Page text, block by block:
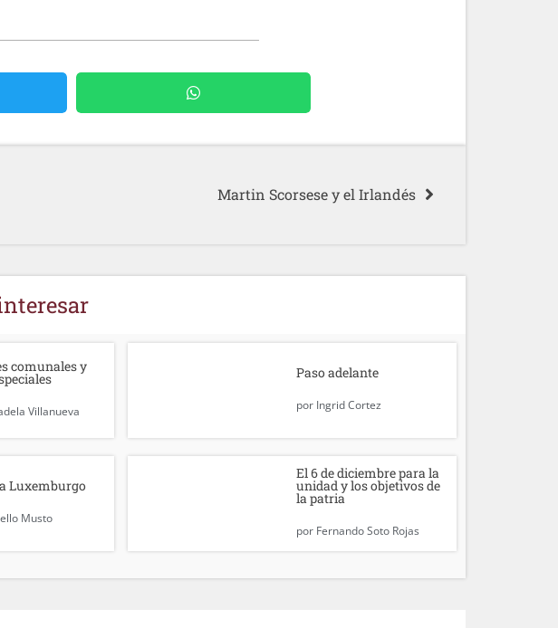
Martin Scorsese y el Irlandés
comunales y
Villanueva
Paso adelante
por Ingrid Cortez
Luxemburgo
Musto
El 6 de diciembre para la
unidad y los objetivos de
la patria
por Fernando Soto Rojas